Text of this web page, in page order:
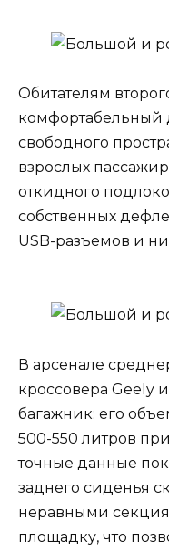
Обитателям
комфортабельный
свободного
взрослых
откидного
собственных
USB-разъемов и
В арсенале
кроссовера Geely
багажник: его
500-550 литров
точные данные
заднего сиденья
неравными
площадку, что